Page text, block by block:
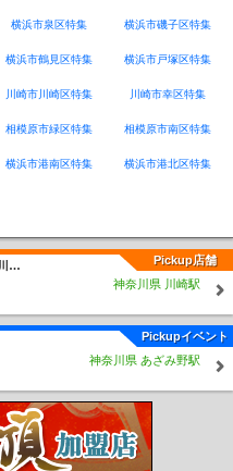
横浜市泉区特集 横浜市磯子区特集
横浜市鶴見区特集 横浜市戸塚区特集
川崎市川崎区特集 川崎市幸区特集
相模原市緑区特集 相模原市南区特集
横浜市港南区特集 横浜市港北区特集
Pickup店舗
【完全個室あり】まぁじゃんZOO 川崎たちばな通り店
神奈川県 川崎駅
Pickupイベント
神奈川県 あざみ野駅